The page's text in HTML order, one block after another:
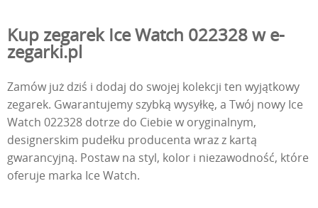
Kup zegarek Ice Watch 022328 w e-
zegarki.pl
Zamów już dziś i dodaj do swojej kolekcji ten wyjątkowy
zegarek. Gwarantujemy szybką wysyłkę, a Twój nowy Ice
Watch 022328 dotrze do Ciebie w oryginalnym,
designerskim pudełku producenta wraz z kartą
gwarancyjną. Postaw na styl, kolor i niezawodność, które
oferuje marka Ice Watch.